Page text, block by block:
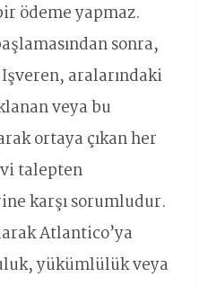
ödeme yapmaz.
sonra,
aralarındaki
veya bu
ortaya çıkan her
talepten
karşı sorumludur.
Atlantico’ya
yükümlülük veya